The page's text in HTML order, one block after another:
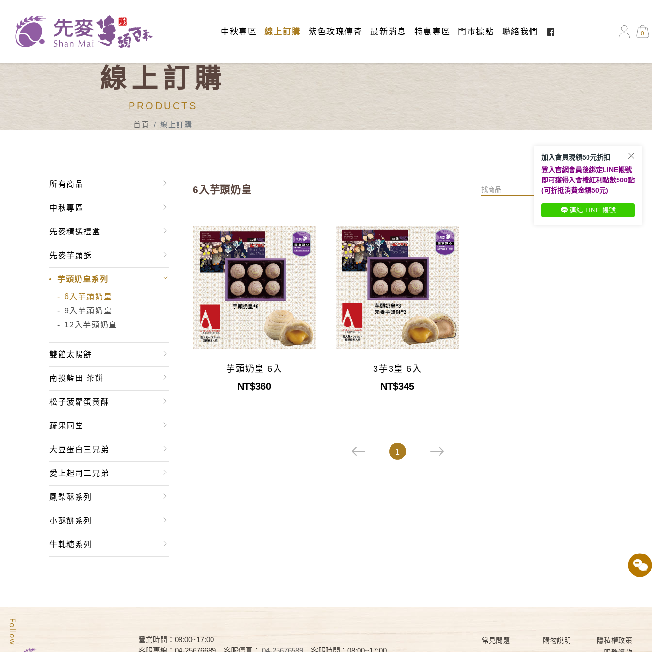
中秋專區 線上訂購 紫色玫瑰傳奇 最新消息 特惠專區 門市據點 聯絡我們 0
線上訂購
PRODUCTS
首頁 線上訂購
所有商品
中秋專區
先麥精選禮盒
先麥芋頭酥
芋頭奶皇系列
6入芋頭奶皇
9入芋頭奶皇
12入芋頭奶皇
雙餡太陽餅
南投藍田 茶餅
松子菠蘿蛋黃酥
蔬果同堂
大豆蛋白三兄弟
愛上起司三兄弟
鳳梨酥系列
小酥餅系列
牛軋糖系列
6入芋頭奶皇 搜尋
芋頭奶皇 6入
NT$360
3芋3皇 6入
NT$345
1
營業時間：08:00~17:00
客服專線：04-25676689
客服傳真：04-25676589 客服時間：08:00~17:00
常見問題 購物說明
隱私權政策
加入會員現領50元折扣
登入官網會員後綁定LINE帳號
即可獲得入會禮紅利點數500點
(可折抵消費金額50元)
連結 LINE 帳號